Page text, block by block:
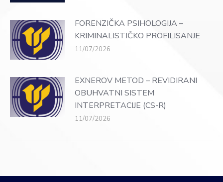
FORENZIČKA PSIHOLOGIJA –
KRIMINALISTIČKO PROFILISANJE
11/07/2026
EXNEROV METOD – REVIDIRANI
OBUHVATNI SISTEM
INTERPRETACIJE (CS-R)
11/07/2026